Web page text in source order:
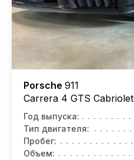
Porsche 911
Carrera 4 GTS Cabriolet
Год выпуска:
Тип двигателя:
Пробег:
Объем: